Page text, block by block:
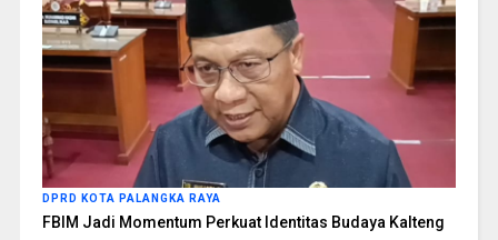
DPRD KOTA PALANGKA RAYA
FBIM Jadi Momentum Perkuat Identitas Budaya Kalteng